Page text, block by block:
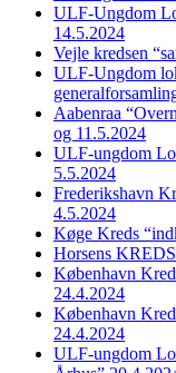
ULF-Ungdom
14.5.2024
Vejle kredsen
ULF-Ungdom
Aabenraa
og 11.5.2024
ULF-ungdom
5.5.2024
Frederikshavn
4.5.2024
Køge Kreds
Horsens
København
24.4.2024
København
24.4.2024
ULF-ungdom